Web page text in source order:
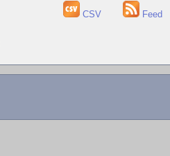
CSV Feed